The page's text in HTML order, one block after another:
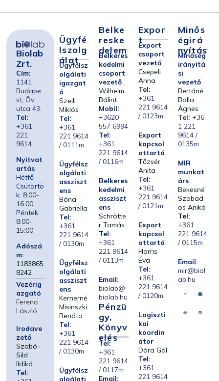
Biolab
Zrt.
Cím:
1141
Budape
st, Öv
utca 43.
Tel:
+361
221
9614
Nyitvat
artás
Hétfő –
Csütörtö
k: 8:00-
16:00
Péntek:
8:00-
15:00
Adószá
m:
1183865
8242
Vezérig
azgató
Ferenci
László
Irodave
zető
Szabó-
Sild
Ildikó
Tel:
Ügyfé
Lszolg
Álat
Ügyfélsz
olgálati
igazgat
ó
Szeili
Miklós
Tel:
+361
221 9614
/ 0111m
Ügyfélsz
olgálati
assziszt
ens
Bóna
Gabriella
Tel:
+361
221 9614
/ 0130m
Ügyfélsz
olgálati
assziszt
ens
Kernerné
Misinszki
Renáta
Tel:
+361
221 9614
/ 0130m
Ügyfélsz
Belke
Reske
Delem
Belkeres
kedelmi
csoport
vezető
Wilhelm
Bálint
Mobil:
+3620
557 6994
Tel:
+361
221 9614
/ 0116m
Belkeres
kedelmi
assziszt
ens
Schrötte
r Tamás
Tel:
+361
221 9614
/ 0113m
Email:
biolab@
biolab.hu
Pénzü
Gy,
Könyv
Elés
Tel:
+361
221 9614
/ 0117m
Email:
Expor
T
Export
csoport
vezető
Csepeli
Anna
Tel:
+361
221 9614
/ 0123m
Export
kapcsol
attartó
Tőzsér
Anita
Tel:
+361
221 9614
/ 0121m
Export
kapcsol
attartó
Harris
Éva
Tel:
+361
221 9614
/ 0120m
Logiszti
kai
koordin
átor
Dóra Gál
Tel:
+361
221 9614
Minős
Égirá
Nyítás
Minőség
irányítá
si
vezető
Bertáné
Balla
Ágnes
Tel: +36
1 221
9614 /
0135m
MIR
munkat
árs
Bekesné
Szabad
os Anikó
Tel:
+361
221 9614
/ 0115m
Email:
mir@biol
ab.hu